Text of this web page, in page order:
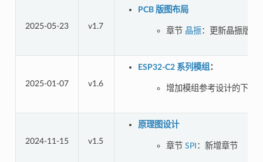
2025-05-23 v1.7
PCB 版图布局
章节 晶振：更新晶振版图
2025-01-07 v1.6
ESP32-C2 系列模组：
增加模组参考设计的下载
2024-11-15 v1.5
原理图设计
章节 SPI ：新增章节